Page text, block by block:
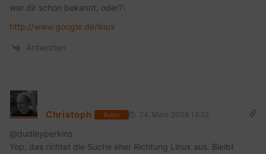
war dir schon bekannt, oder?:
http://www.google.de/linux
Antworten
Christoph Autor 24. März 2009 13:52
@dudleyperkins
Yep, das richtet die Suche eher Richtung Linux aus. Bleibt